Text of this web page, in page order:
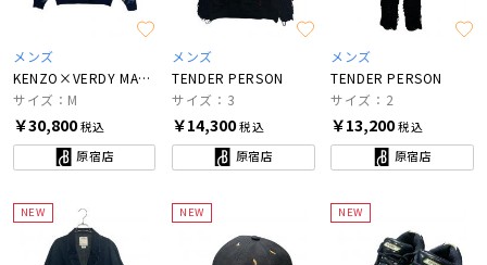
メンズ
KENZO×VERDY MARKET
サイズ：M
￥30,800税込
原宿店
メンズ
TENDER PERSON
サイズ：3
￥14,300税込
原宿店
メンズ
TENDER PERSON
サイズ：2
￥13,200税込
原宿店
NEW NEW NEW